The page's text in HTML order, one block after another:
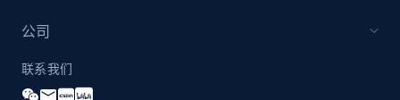
URL, Product id, Listing inventory id, Title, Rating,
Reviews count shop, Reviews count item, Initial
price, and more.
公司
联系我们